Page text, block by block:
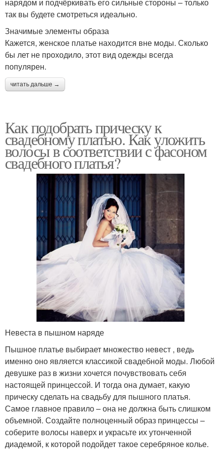
так вы будете смотреться идеально.
Значимые элементы образа
Кажется, женское платье находится вне моды. Сколько
бы лет не проходило, этот вид одежды всегда
популярен.
читать дальше →
Как подобрать прическу к
свадебному платью. Как уложить
волосы в соответствии с фасоном
свадебного платья?
Невеста в пышном наряде
Пышное платье выбирает множество невест , ведь
именно оно является классикой свадебной моды. Любой
девушке раз в жизни хочется почувствовать себя
настоящей принцессой. И тогда она думает, какую
прическу сделать на свадьбу для пышного платья.
Самое главное правило – она не должна быть слишком
объемной. Создайте полноценный образ принцессы –
соберите волосы наверх и украсьте их утонченной
диадемой, к которой подойдет такое серебряное колье.